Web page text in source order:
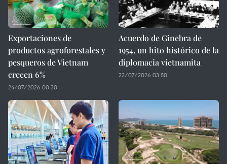
Exportaciones de
productos agroforestales y
pesqueros de Vietnam
crecen 6%
24/07/2026 00:30
Acuerdo de Ginebra de
1954, un hito histórico de la
diplomacia vietnamita
22/07/2026 03:50